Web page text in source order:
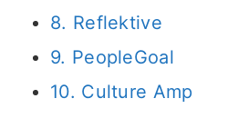
8. Reflektive
9. PeopleGoal
10. Culture Amp